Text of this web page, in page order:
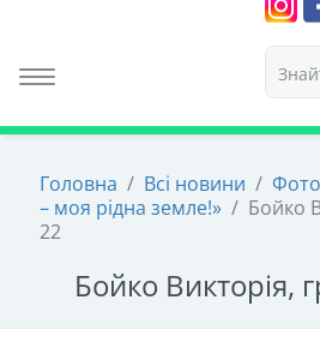
Toggle navigation
Головна / Всі новини /
– моя рідна земле!» / Бойко
22
Бойко Викторія,